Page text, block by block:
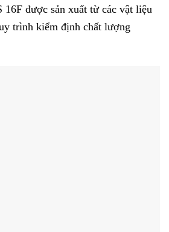
16F được sản xuất từ các vật liệu
trình kiểm định chất lượng